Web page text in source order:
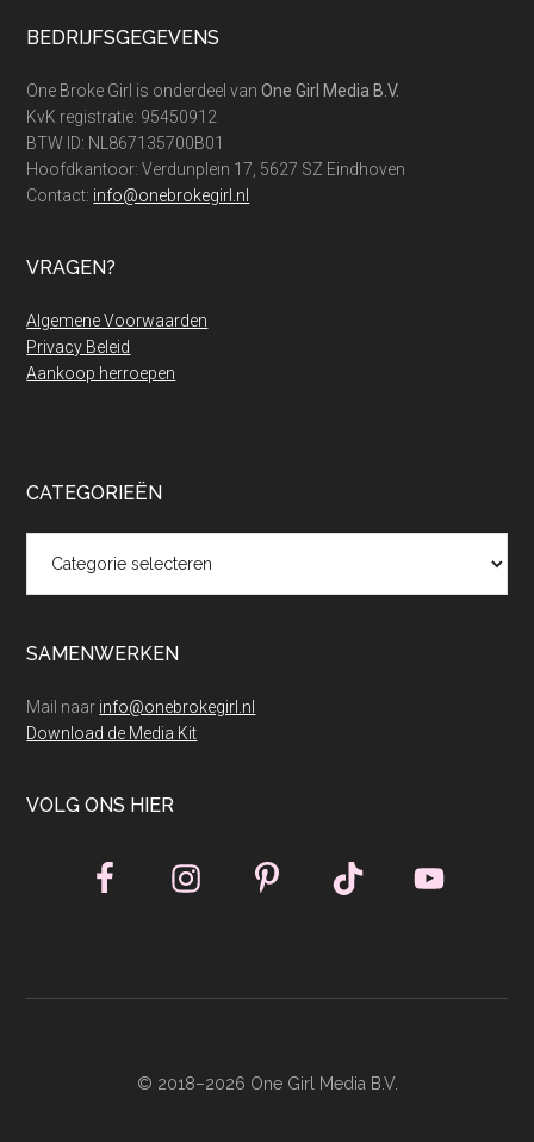
Footer
BEDRIJFSGEGEVENS
One Broke Girl is onderdeel vanOne Girl Media B.V.
KvK registratie: 95450912
BTW ID: NL867135700B01
Hoofdkantoor: Verdunplein 17, 5627 SZ Eindhoven
Contact: info@onebrokegirl.nl
VRAGEN?
Algemene Voorwaarden
Privacy Beleid
Aankoop herroepen
CATEGORIEËN
SAMENWERKEN
Mail naar info@onebrokegirl.nl
Download de Media Kit
VOLG ONS HIER
© 2018–2026 One Girl Media B.V.